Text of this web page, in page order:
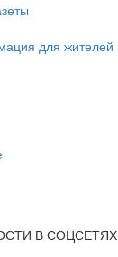
для жителей
В СОЦСЕТЯХ